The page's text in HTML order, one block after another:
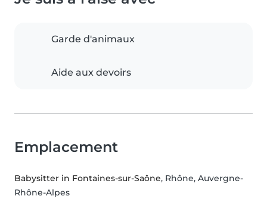
Garde d'animaux
Aide aux devoirs
Emplacement
Babysitter in Fontaines-sur-Saône, Rhône, Auvergne-
Rhône-Alpes